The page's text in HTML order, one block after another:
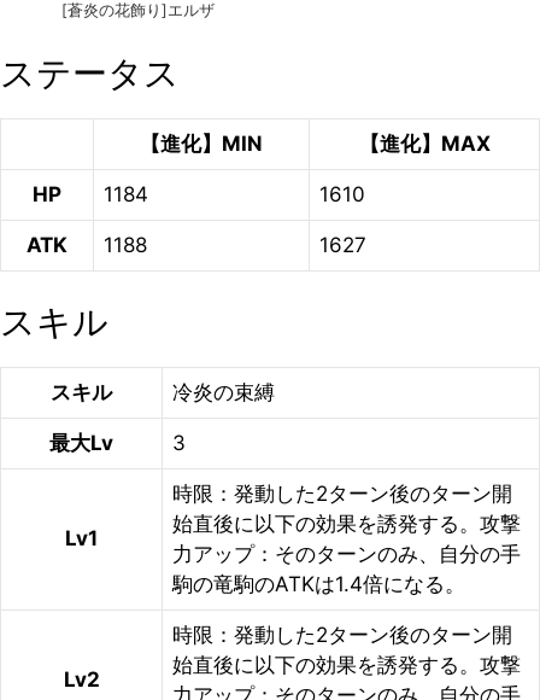
[蒼炎の花飾り]エルザ
ステータス
【進化】MIN 【進化】MAX
HP 1184 1610
ATK 1188 1627
スキル
スキル 冷炎の束縛
最大Lv 3
Lv1
時限：発動した2ターン後のターン開
始直後に以下の効果を誘発する。攻撃
力アップ：そのターンのみ、自分の手
駒の竜駒のATKは1.4倍になる。
Lv2
時限：発動した2ターン後のターン開
始直後に以下の効果を誘発する。攻撃
力アップ：そのターンのみ、自分の手